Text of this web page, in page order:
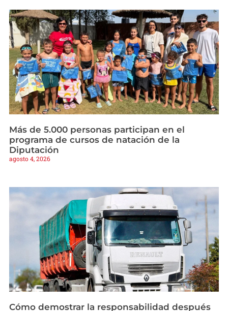
Más de 5.000 personas participan en el
programa de cursos de natación de la
Diputación
agosto 4, 2026
Cómo demostrar la responsabilidad después